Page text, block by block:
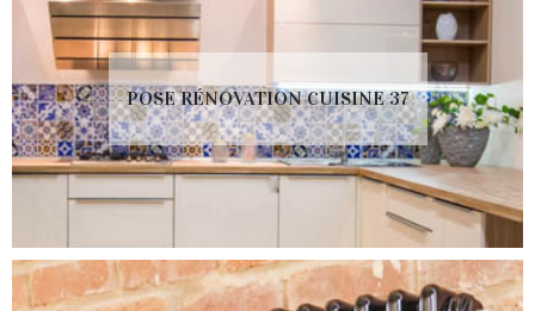
POSE RÉNOVATION CUISINE 37